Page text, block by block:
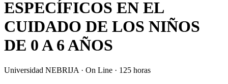
ESPECÍFICOS EN EL
CUIDADO DE LOS NIÑOS
DE 0 A 6 AÑOS
Universidad NEBRIJA · On Line · 125 horas